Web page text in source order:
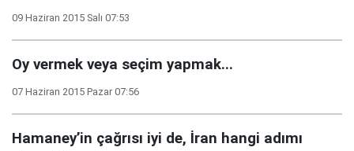
09 Haziran 2015 Salı 07:53
Oy vermek veya seçim yapmak...
07 Haziran 2015 Pazar 07:56
Hamaney’in çağrısı iyi de, İran hangi adımı